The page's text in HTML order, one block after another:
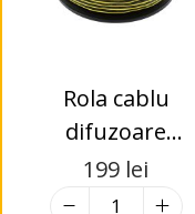
Rola cablu
difuzoare
Soundmax SX–
SC18GA, 2 x
199 lei